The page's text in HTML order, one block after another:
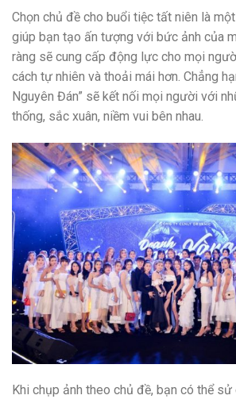
Chọn chủ đề cho buổi tiệc tất niên là
giúp bạn tạo ấn tượng với bức ảnh của
ràng sẽ cung cấp động lực cho mọi
cách tự nhiên và thoải mái hơn. Chẳng
Nguyên Đán” sẽ kết nối mọi người với
thống, sắc xuân, niềm vui bên nhau.
Khi chụp ảnh theo chủ đề, bạn có thể